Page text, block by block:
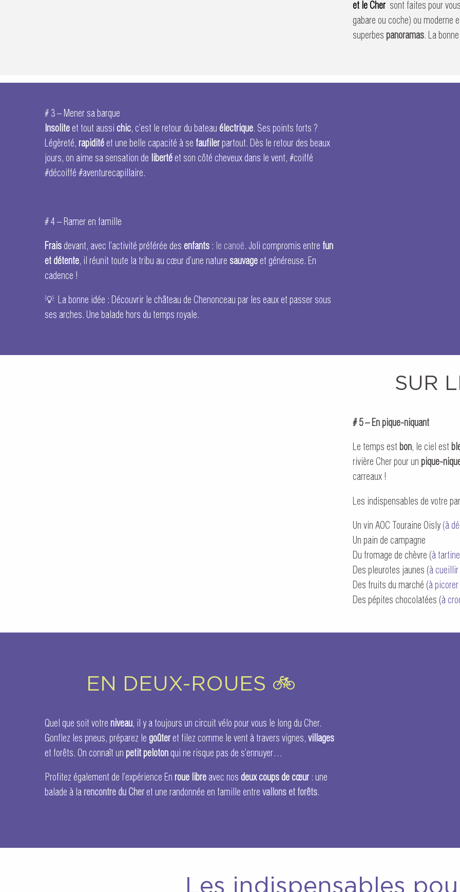
et le Cher sont faites pour
gabare ou coche) ou moderne
superbes panoramas. La
# 3 – Mener sa barque
Insolite et tout aussi chic, c’est le retour du bateau électrique. Ses points forts ?
Légèreté, rapidité et une belle capacité à se faufiler partout. Dès le retour des beaux
jours, on aime sa sensation de liberté et son côté cheveux dans le vent, #coiffé
#décoiffé #aventurecapillaire.
# 4 – Ramer en famille
Frais devant, avec l’activité préférée des enfants : le canoë. Joli compromis entre fun
et détente, il réunit toute la tribu au cœur d’une nature sauvage et généreuse. En
cadence !
💡 La bonne idée : Découvrir le château de Chenonceau par les eaux et passer sous
ses arches. Une balade hors du temps royale.
SUR
# 5 – En pique-niquant
Le temps est bon, le ciel est
rivière Cher pour un pique-
carreaux !
Les indispensables de votre
Un vin AOC Touraine Oisly(à
Un pain de campagne
Du fromage de chèvre (à
Des pleurotes jaunes (à
Des fruits du marché (à
Des pépites chocolatées (à
EN DEUX-ROUES 🚲
Quel que soit votre niveau, il y a toujours un circuit vélo pour vous le long du Cher.
Gonflez les pneus, préparez le goûter et filez comme le vent à travers vignes, villages
et forêts. On connaît un petit peloton qui ne risque pas de s’ennuyer…
Profitez également de l’expérience En roue libre avec nos deux coups de cœur : une
balade à la rencontre du Cher et une randonnée en famille entre vallons et forêts.
Les indispensables